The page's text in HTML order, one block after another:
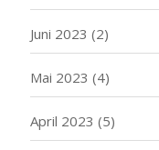
Juni 2023 (2)
Mai 2023 (4)
April 2023 (5)